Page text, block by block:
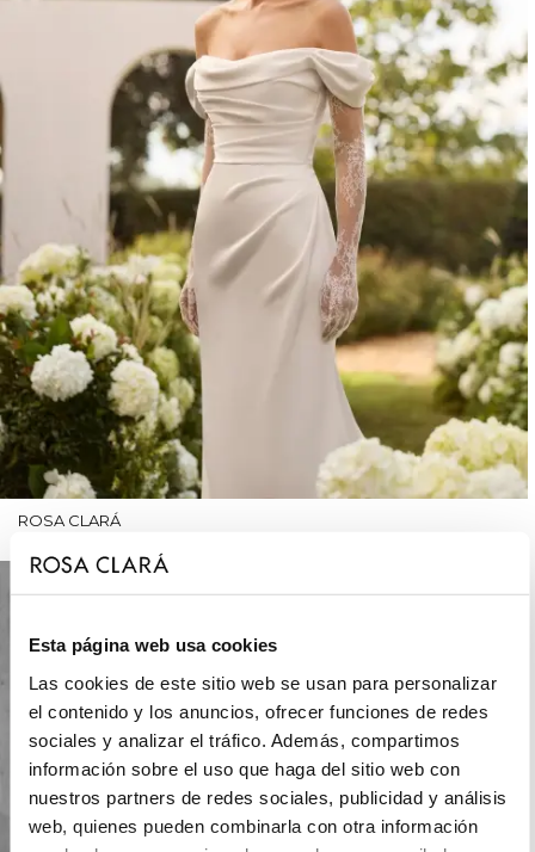
Esta página web usa cookies
Las cookies de este sitio web se usan para personalizar
el contenido y los anuncios, ofrecer funciones de redes
sociales y analizar el tráfico. Además, compartimos
información sobre el uso que haga del sitio web con
nuestros partners de redes sociales, publicidad y análisis
web, quienes pueden combinarla con otra información
ROSA CLARÁ